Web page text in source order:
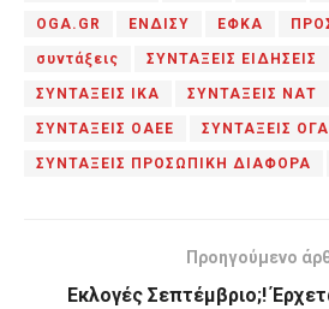
OGA.GR ΕΝΔΙΣΥ ΕΦΚΑ
συντάξεις ΣΥΝΤΑΞΕΙΣ ΕΙΔΗΣΕΙΣ
ΣΥΝΤΑΞΕΙΣ ΙΚΑ ΣΥΝΤΑΞΕΙΣ ΝΑΤ
ΣΥΝΤΑΞΕΙΣ ΟΑΕΕ ΣΥΝΤΑΞΕΙΣ ΟΓΑ
ΣΥΝΤΑΞΕΙΣ ΠΡΟΣΩΠΙΚΗ ΔΙΑΦΟΡΑ
Προηγούμενο
Εκλογές Σεπτέμβριο;!